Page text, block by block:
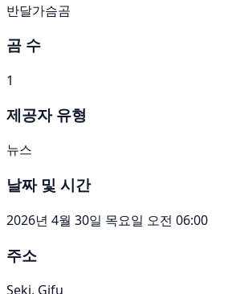
반달가슴곰
곰 수
1
제공자 유형
뉴스
날짜 및 시간
2026년 4월 30일 목요일 오전 06:00
주소
Seki, Gifu